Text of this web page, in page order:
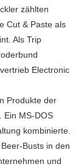
zählten
Cut & Paste als
Als Trip
Electronic
Produkte der
Ein MS-DOS
kombinierte.
Busts in den
und